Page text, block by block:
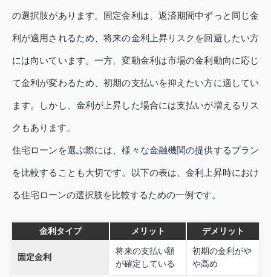
の選択肢があります。固定金利は、返済期間中ずっと同じ金
利が適用されるため、将来の金利上昇リスクを回避したい方
には向いています。一方、変動金利は市場の金利動向に応じ
て金利が変わるため、初期の支払いを抑えたい方に適してい
ます。しかし、金利が上昇した場合には支払いが増えるリス
クもあります。
住宅ローンを選ぶ際には、様々な金融機関の提供するプラン
を比較することも大切です。以下の表は、金利上昇時におけ
る住宅ローンの選択肢を比較するための一例です。
金利タイプ メリット デメリット
固定金利
将来の支払い額
が確定している
初期の金利がや
や高め